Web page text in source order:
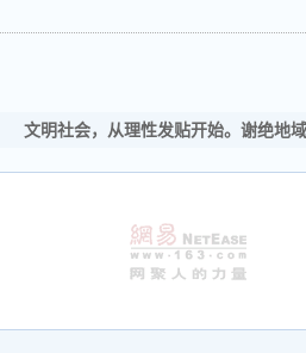
文明社会，从理性发贴开始。谢绝地